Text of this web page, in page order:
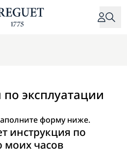
эксплуатации
форму ниже.
инструкция по
моих часов